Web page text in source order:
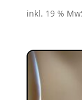
inkl. 19 %